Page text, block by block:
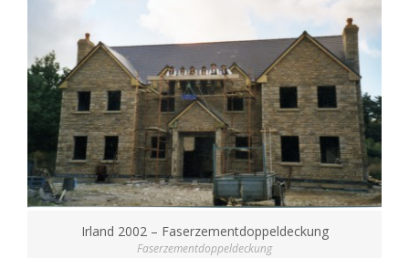
Irland 2002 – Faserzementdoppeldeckung
Faserzementdoppeldeckung